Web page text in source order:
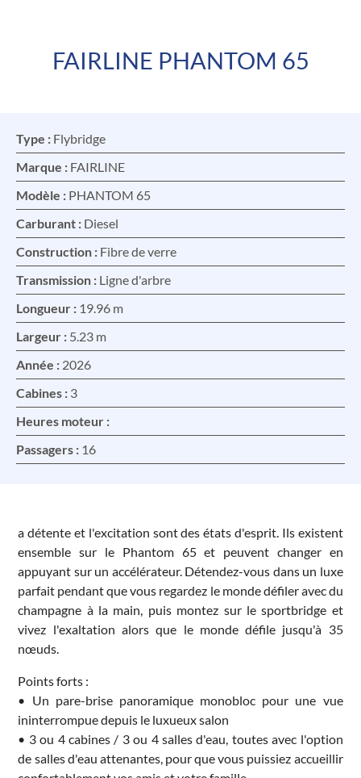
FAIRLINE PHANTOM 65
Type : Flybridge
Marque : FAIRLINE
Modèle : PHANTOM 65
Carburant : Diesel
Construction : Fibre de verre
Transmission : Ligne d'arbre
Longueur : 19.96 m
Largeur : 5.23 m
Année : 2026
Cabines : 3
Heures moteur :
Passagers : 16
a détente et l'excitation sont des états d'esprit. Ils existent
ensemble sur le Phantom 65 et peuvent changer en
appuyant sur un accélérateur. Détendez-vous dans un luxe
parfait pendant que vous regardez le monde défiler avec du
champagne à la main, puis montez sur le sportbridge et
vivez l'exaltation alors que le monde défile jusqu'à 35
nœuds.
Points forts :
• Un pare-brise panoramique monobloc pour une vue
ininterrompue depuis le luxueux salon
• 3 ou 4 cabines / 3 ou 4 salles d'eau, toutes avec l'option
de salles d'eau attenantes, pour que vous puissiez accueillir